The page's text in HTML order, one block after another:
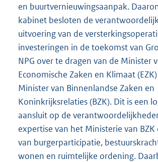
en buurtvernieuwingsaanpak.
kabinet besloten de
uitvoering van de
investeringen in de toekomst van
NPG over te dragen van de Minister
Economische Zaken en Klimaat
Minister van Binnenlandse Zaken en
Koninkrijksrelaties (BZK). Dit is een
aansluit op de
expertise van het Ministerie van
van burgerparticipatie,
wonen en ruimtelijke ordening.